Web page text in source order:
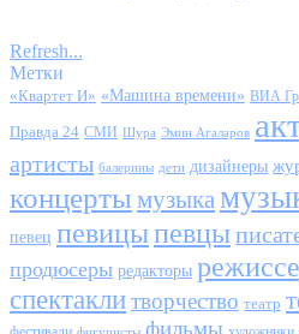
Refresh...
Метки
«Квартет И» «Машина времени» ВИА
Правда 24 СМИ Шура Эмин Агаларов
артисты балерины дети дизайнеры
концерты музыка
певец певицыпевцы
продюсеры редакторы
спектаклитворчество театр
фигуристы фильмы